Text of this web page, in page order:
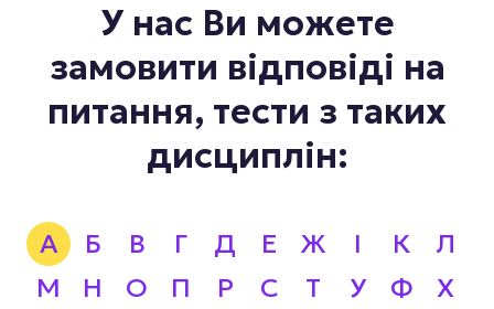
У нас Ви можете
замовити відповіді на
питання, тести з таких
дисциплін:
А Б В Г Д Е Ж І К
Л
М
Н О П Р С Т У Ф
Х